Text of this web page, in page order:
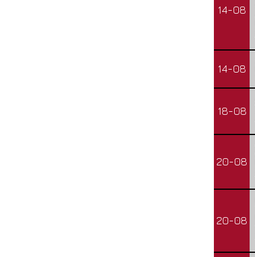
14-08
14-08
18-08
20-08
20-08